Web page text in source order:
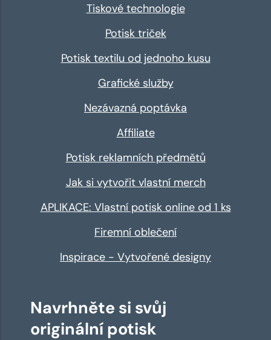
Tiskové technologie
Potisk triček
Potisk textilu od jednoho kusu
Grafické služby
Nezávazná poptávka
Affiliate
Potisk reklamních předmětů
Jak si vytvořit vlastní merch
APLIKACE: Vlastní potisk online od 1 ks
Firemní oblečení
Inspirace - Vytvořené designy
Navrhněte si svůj
originální potisk